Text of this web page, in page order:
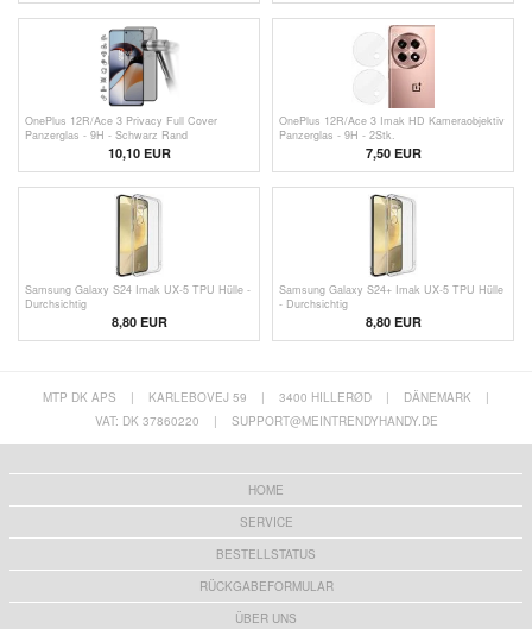
OnePlus 12R/Ace 3 Privacy Full Cover
Panzerglas - 9H - Schwarz Rand
10,10 EUR
OnePlus 12R/Ace 3 Imak HD Kameraobjektiv
Panzerglas - 9H - 2Stk.
7,50EUR
Samsung Galaxy S24 Imak UX-5 TPU Hülle -
Durchsichtig
8,80 EUR
Samsung Galaxy S24+ Imak UX-5 TPU Hülle
- Durchsichtig
8,80 EUR
MTP DK APS | KARLEBOVEJ 59 | 3400 HILLERØD | DÄNEMARK
|
VAT: DK 37860220
| SUPPORT@MEINTRENDYHANDY.DE
HOME
SERVICE
BESTELLSTATUS
RÜCKGABEFORMULAR
ÜBER UNS